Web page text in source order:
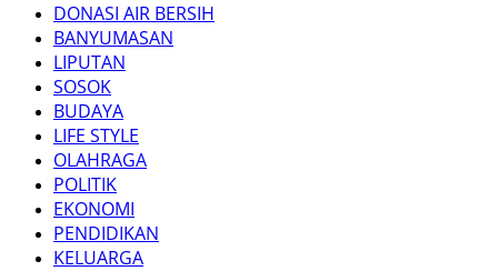
DONASI AIR BERSIH
BANYUMASAN
LIPUTAN
SOSOK
BUDAYA
LIFE STYLE
OLAHRAGA
POLITIK
EKONOMI
PENDIDIKAN
KELUARGA